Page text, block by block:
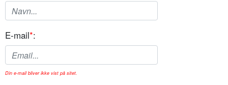
E-mail*:
Din e-mail bliver ikke vist på sitet.